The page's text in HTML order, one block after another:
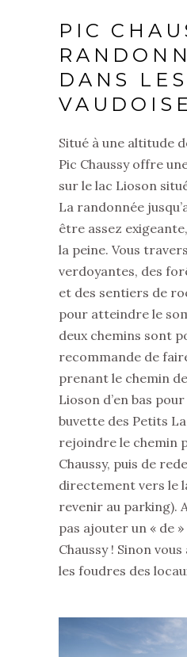
PIC
DANS
Situé à une altitude
Pic Chaussy offre
sur le lac Lioson
La randonnée
être assez
la peine. Vous
verdoyantes, des
et des sentiers de
pour atteindre le
deux chemins sont
recommande de
prenant le chemin
Lioson d’en bas
buvette des Petits
rejoindre le chemin
Chaussy, puis de
directement vers le
revenir au parking).
pas ajouter un « de
Chaussy ! Sinon
les foudres des